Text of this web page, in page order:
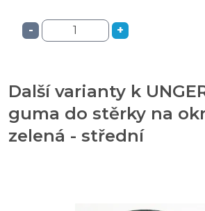
- +
Další varianty k
guma do stěrky na
zelená - střední